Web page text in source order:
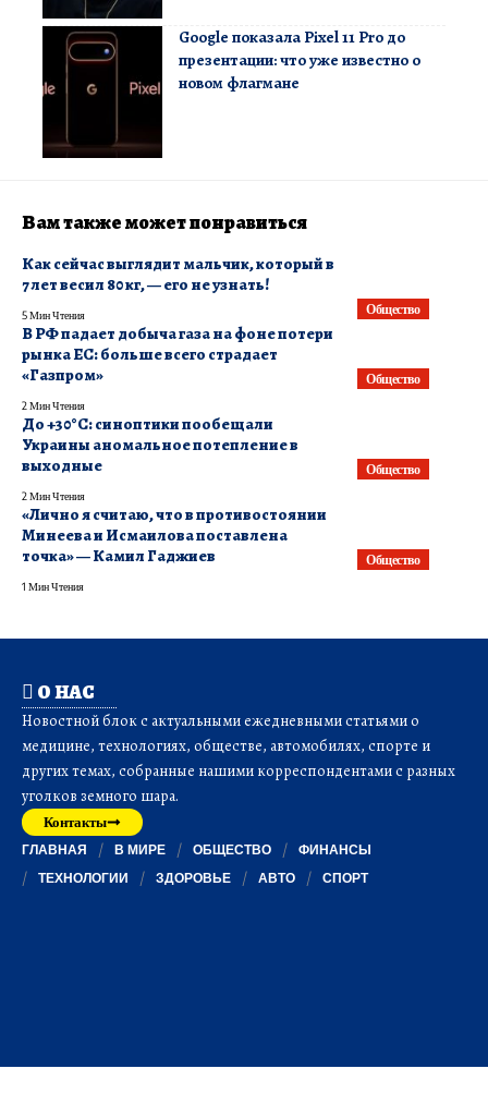
Google показала Pixel 11 Pro до
презентации: что уже известно о
новом флагмане
Вам также может понравиться
Общество
Как сейчас выглядит мальчик, который в
7 лет весил 80 кг, — его не узнать!
5 Мин Чтения
Общество
В РФ падает добыча газа на фоне потери
рынка ЕС: больше всего страдает
«Газпром»
2 Мин Чтения
Общество
​До +30°C: синоптики пообещали
Украины аномальное потепление в
выходные
2 Мин Чтения
Общество
«Лично я считаю, что в противостоянии
Минеева и Исмаилова поставлена
точка» — Камил Гаджиев
1 Мин Чтения
О НАС
Новостной блок с актуальными ежедневными статьями о
медицине, технологиях, обществе, автомобилях, спорте и
других темах, собранные нашими корреспондентами с разных
уголков земного шара.
Контакты
ГЛАВНАЯ В МИРЕ ОБЩЕСТВО
ФИНАНСЫ
ТЕХНОЛОГИИ
ЗДОРОВЬЕ АВТО СПОРТ